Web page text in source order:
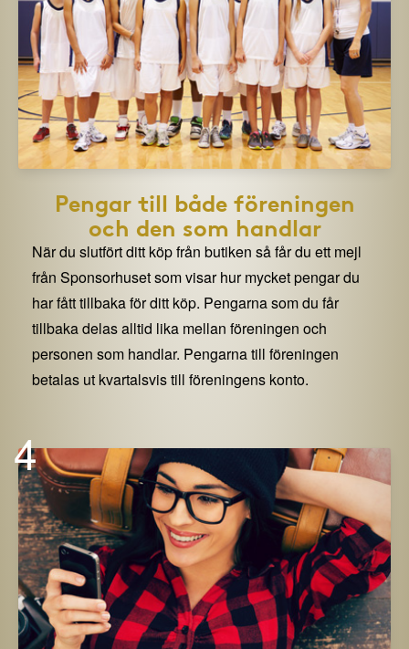
Pengar till både föreningen
och den som handlar
När du slutfört ditt köp från butiken så får du ett mejl
från Sponsorhuset som visar hur mycket pengar du
har fått tillbaka för ditt köp. Pengarna som du får
tillbaka delas alltid lika mellan föreningen och
personen som handlar. Pengarna till föreningen
betalas ut kvartalsvis till föreningens konto.
4